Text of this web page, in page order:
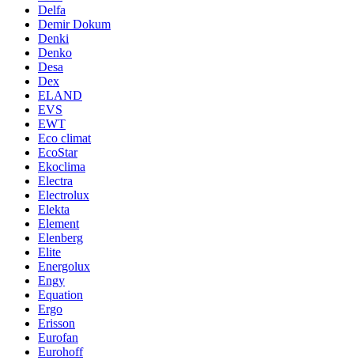
Delfa
Demir Dokum
Denki
Denko
Desa
Dex
ELAND
EVS
EWT
Eco climat
EcoStar
Ekoclima
Electra
Electrolux
Elekta
Element
Elenberg
Elite
Energolux
Engy
Equation
Ergo
Erisson
Eurofan
Eurohoff